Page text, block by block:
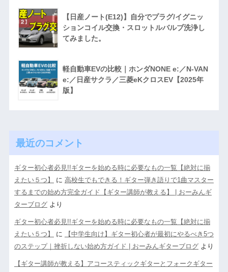
【日産ノート(E12)】自分でプラグ/イグニッ
ションコイル交換・スロットルバルブ洗浄し
てみました。
軽自動車EVの比較｜ホンダNONE e:／N-VAN
e:／日産サクラ／三菱eKクロスEV【2025年
版】
最近のコメント
ギター初心者必見!!ギターを始める時に必要なもの一覧【絶対に揃
えたい５つ】
に 高校生でもできる！ギター弾き語りで1曲マスター
するまでの始め方完全ガイド【ギター講師が教える】 | おーみんギ
ターブログより
ギター初心者必見!!ギターを始める時に必要なもの一覧【絶対に揃
えたい５つ】
に
【中学生向け】ギター初心者が最初にやるべき5つ
のステップ｜挫折しない始め方ガイド | おーみんギターブログより
【ギター講師が教える】アコースティックギターとフォークギター